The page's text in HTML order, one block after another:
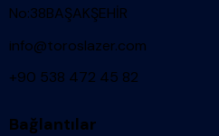
No:38BAŞAKŞEHİR
info@toroslazer.com
+90 538 472 45 82
Bağlantılar